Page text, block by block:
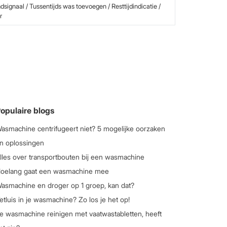
/ Tussentijds was toevoegen / Resttijdindicatie /
blogs
centrifugeert niet? 5 mogelijke oorzaken
oplossingen
over transportbouten bij een wasmachine
gaat een wasmachine mee
en droger op 1 groep, kan dat?
in je wasmachine? Zo los je het op!
wasmachine reinigen met vaatwastabletten, heeft